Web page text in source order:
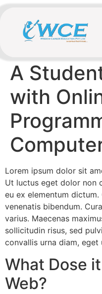
A
with
Lorem ipsum dolor sit
Ut luctus eget dolor non
eu ex elementum
venenatis bibendum.
varius. Maecenas
sollicitudin risus, sed
convallis urna diam,
What Dose
Web?